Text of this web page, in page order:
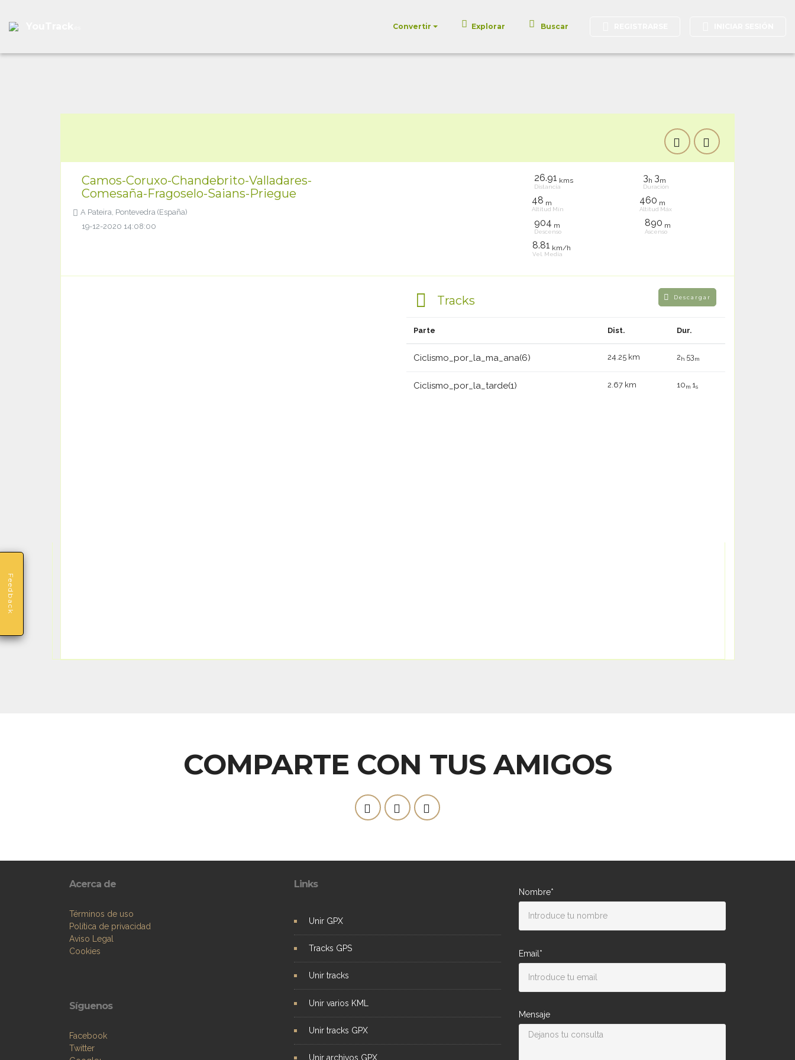
Feedback
Convertir Explorar Buscar
Camos-Coruxo-Chandebrito-Valladares-
Comesaña-Fragoselo-Saians-Priegue
A Pateira, Pontevedra (España)
19-12-2020 14:08:00
26.91 kms
Distancia
3h 3m
Duración
48 m
Altitud Mín
460 m
Altitud Máx
904 m
Descenso
890 m
Ascenso
8.81 km/h
Vel. Media
Tracks Descargar
Parte Dist. Dur.
Ciclismo_por_la_ma_ana(6) 24.25 km 2 h 53m
Ciclismo_por_la_tarde(1) 2.67 km 10m 1s
COMPARTE CON TUS AMIGOS
Acerca de
Términos de uso
Política de privacidad
Aviso Legal
Cookies
Síguenos
Facebook
Twitter
Links
Unir GPX
Tracks GPS
Unir tracks
Unir varios KML
Unir tracks GPX
Unir archivos GPX
Nombre*
Email*
Mensaje